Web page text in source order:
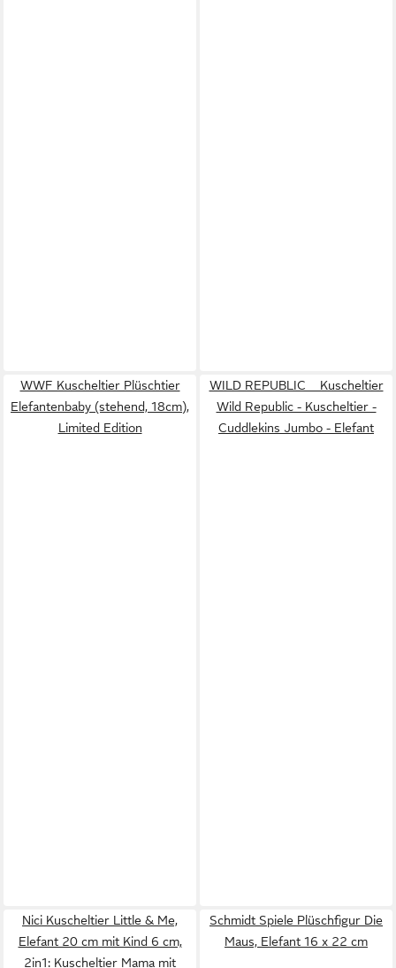
WWF Kuscheltier Plüschtier
Elefantenbaby (stehend, 18cm),
Limited Edition
WILD REPUBLIC Kuscheltier
Wild Republic - Kuscheltier -
Cuddlekins Jumbo - Elefant
Nici Kuscheltier Little & Me,
Elefant 20 cm mit Kind 6 cm,
2in1: Kuscheltier Mama mit
Schmidt Spiele Plüschfigur Die
Maus, Elefant 16 x 22 cm